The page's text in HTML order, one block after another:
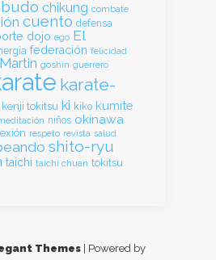
budo chikung combate
cuento defensa
dojo ego El
federación felicidad
goshin guerrero
karate-
kenji tokitsu ki kiko kumite
niños okinawa
respeto revista salud
shito-ryu
taichi taichi chuan tokitsu
Themes | Powered by